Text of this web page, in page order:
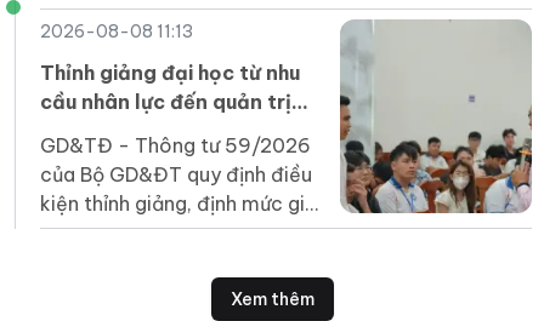
thông năm 2026.
2026-08-08 11:13
Thỉnh giảng đại học từ nhu
cầu nhân lực đến quản trị
GD&TĐ - Thông tư 59/2026
của Bộ GD&ĐT quy định điều
kiện thỉnh giảng, định mức giờ
giảng, hình thức hợp đồng...
Xem thêm